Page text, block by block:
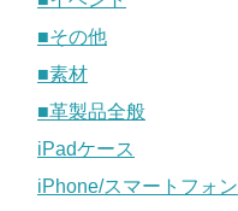
■その他
■素材
■革製品全般
iPadケース
iPhone/スマートフォン